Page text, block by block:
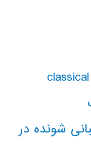
شونده در